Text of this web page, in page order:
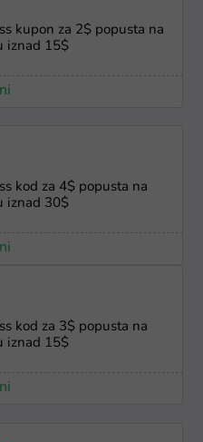
kupon za 2$ popusta na
iznad 15$
kod za 4$ popusta na
iznad 30$
kod za 3$ popusta na
iznad 15$